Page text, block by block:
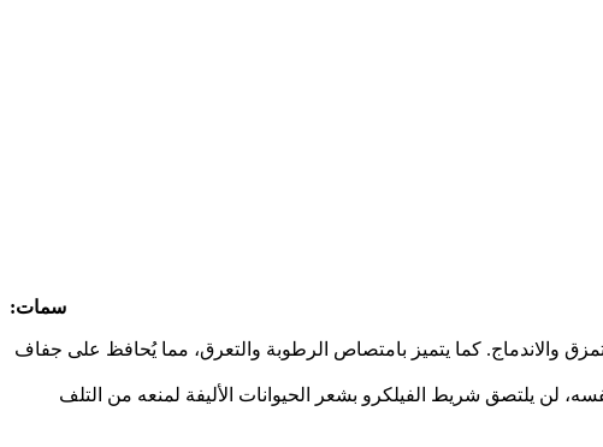
سمات:
والاندماج. كما يتميز بامتصاص الرطوبة والتعرق، مما يُحافظ على جفاف
لن يلتصق شريط الفيلكرو بشعر الحيوانات الأليفة لمنعه من التلف